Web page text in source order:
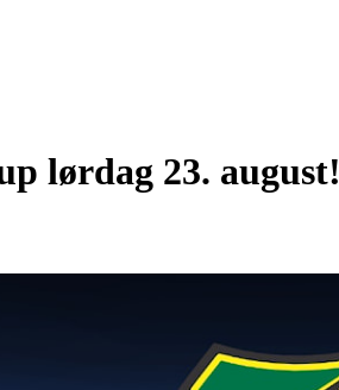
lørdag 23. august!